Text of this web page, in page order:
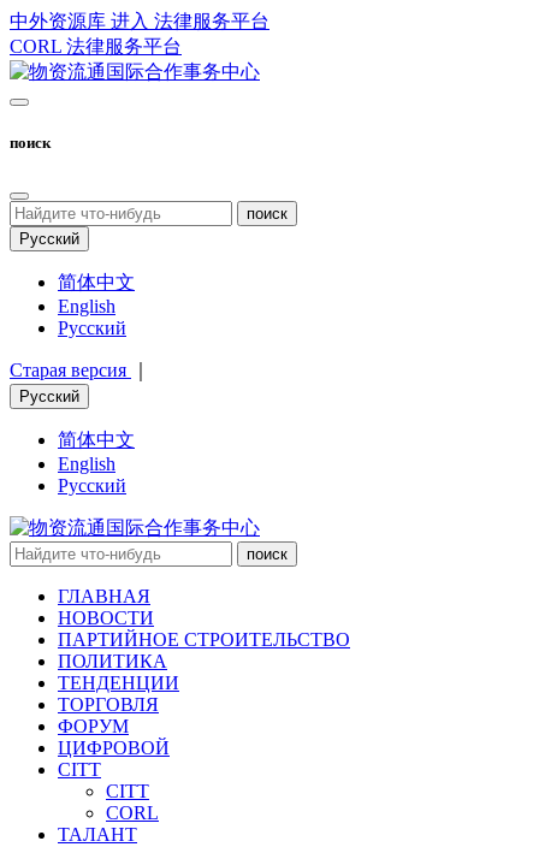
中外资源库 进入 法律服务平台
CORL 法律服务平台
поиск
поиск
Русский
简体中文
English
Русский
Старая версия
Русский
简体中文
English
Русский
поиск
ГЛАВНАЯ
НОВОСТИ
ПАРТИЙНОЕ СТРОИТЕЛЬСТВО
ПОЛИТИКА
ТЕНДЕНЦИИ
ТОРГОВЛЯ
ФОРУМ
ЦИФРОВОЙ
CITT
CITT
CORL
ТАЛАНТ